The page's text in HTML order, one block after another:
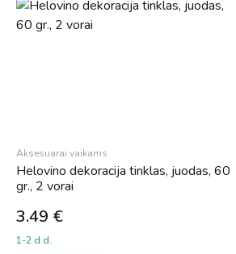
Aksesuarai vaikams
Helovino dekoracija tinklas, juodas, 60
gr., 2 vorai
3.49 €
1-2 d.d.